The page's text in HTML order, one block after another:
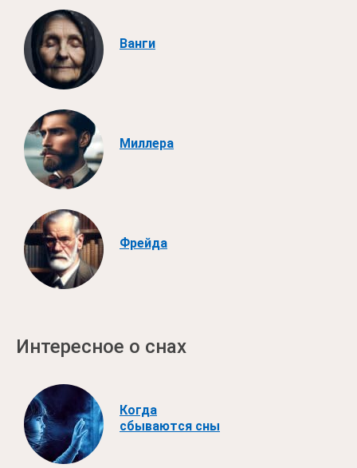
Ванги
Миллера
Фрейда
Интересное о снах
Когда
сбываются сны